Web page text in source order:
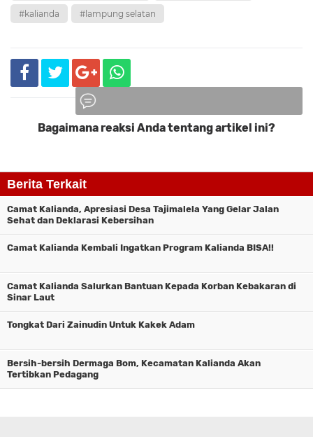
#kalianda #lampung selatan
Komentar
Bagaimana reaksi Anda tentang artikel ini?
Berita Terkait
Camat Kalianda, Apresiasi Desa Tajimalela Yang Gelar Jalan
Sehat dan Deklarasi Kebersihan
Camat Kalianda Kembali Ingatkan Program Kalianda BISA!!
Camat Kalianda Salurkan Bantuan Kepada Korban Kebakaran di
Sinar Laut
Tongkat Dari Zainudin Untuk Kakek Adam
Bersih-bersih Dermaga Bom, Kecamatan Kalianda Akan
Tertibkan Pedagang